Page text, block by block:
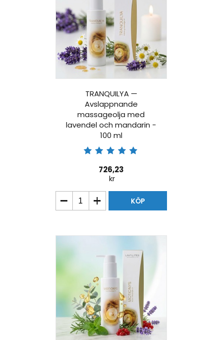
TRANQUILYA —
Avslappnande
massageolja med
lavendel och mandarin -
100 ml
726,23
kr
KÖP